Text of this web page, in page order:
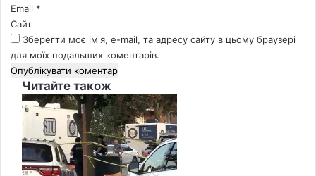
Email *
Сайт
Зберегти моє ім'я, e-mail, та адресу сайту в цьому браузері
для моїх подальших коментарів.
Читайте також
Close